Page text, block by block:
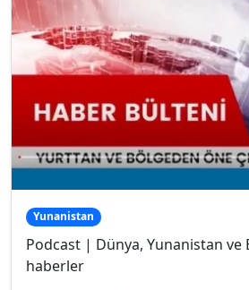
Yunanistan
Podcast | Dünya, Yunanistan ve
haberler